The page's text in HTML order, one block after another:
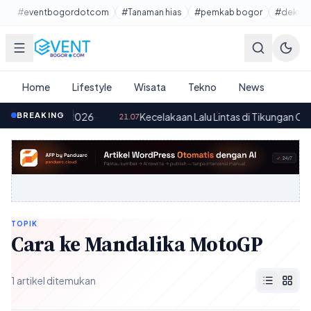
Lewati ke konten utama
#eventbogordotcom #Tanaman hias #pemkab bogor
Home Lifestyle Wisata Tekno News
BREAKING
Agustus 2026 · Kecelakaan Lalu Lintas di Tikungan
TOPIK
Cara ke Mandalika MotoGP
1 artikel ditemukan